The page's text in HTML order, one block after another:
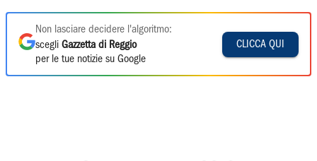
Non lasciare decidere l'algoritmo:
scegli Gazzetta di Reggio
per le tue notizie su Google
CLICCA QUI